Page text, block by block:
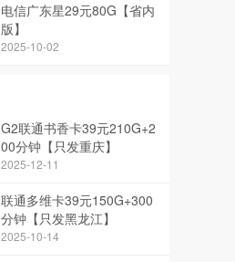
电信广东星29元80G【省内
版】
2025-10-02
G2联通书香卡39元210G+2
00分钟【只发重庆】
2025-12-11
联通多维卡39元150G+300
分钟【只发黑龙江】
2025-10-14